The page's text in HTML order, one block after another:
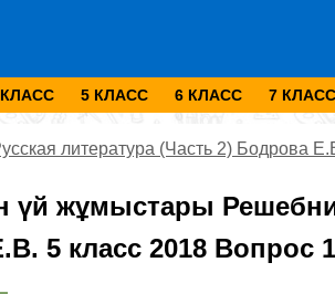
5 КЛАСС 6 КЛАСС 7 КЛАСС
литература (Часть 2) Бодрова
жұмыстары
5 класс 2018 Вопрос 1